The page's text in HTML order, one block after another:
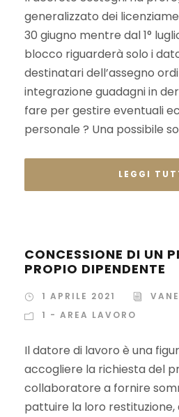
generalizzato dei
30 giugno mentre dal 1°
blocco riguarderà solo i
destinatari dell’assegno
integrazione guadagni in
fare per gestire eventuali
personale ? Una possibile
LEGGI
CONCESSIONE DI UN
PROPIO DIPENDENTE
1 APRILE 2021
1 - AREA LAVORO
Il datore di lavoro è una
accogliere la richiesta del
collaboratore a fornire
pattuire la loro